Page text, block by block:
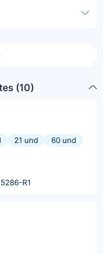
(10)
21 und
60 und
R1